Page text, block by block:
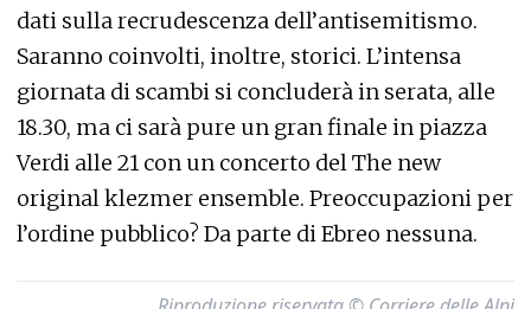
dati sulla recrudescenza dell’antisemitismo.
Saranno coinvolti, inoltre, storici. L’intensa
giornata di scambi si concluderà in serata, alle
18.30, ma ci sarà pure un gran finale in piazza
Verdi alle 21 con un concerto del The new
original klezmer ensemble. Preoccupazioni per
l’ordine pubblico? Da parte di Ebreo nessuna.